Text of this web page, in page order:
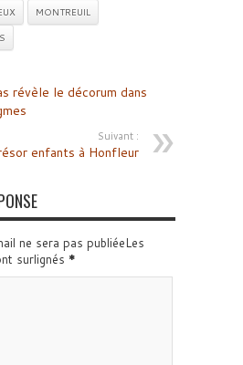
MONTREUIL
révèle le décorum dans
Suivant :
enfants à Honfleur
ne sera pas publiéeLes
surlignés *